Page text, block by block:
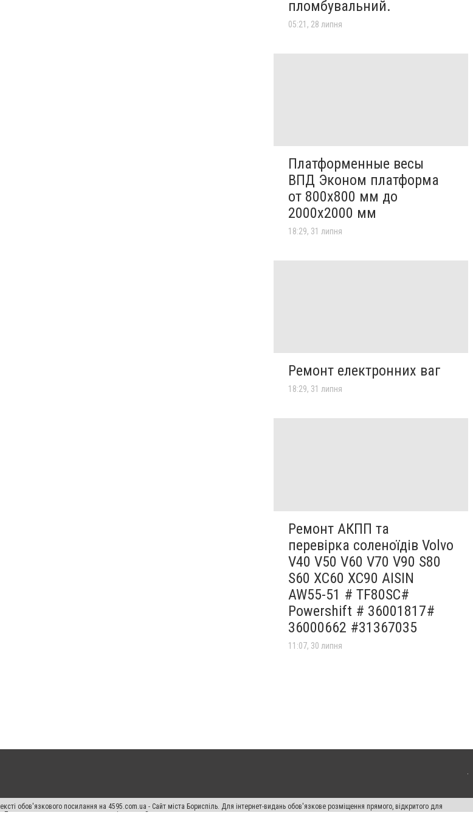
пломбувальний.
05:21, 28 липня
Платформенные весы
ВПД Эконом платформа
от 800х800 мм до
2000х2000 мм
18:29, 31 липня
Ремонт електронних ваг
18:29, 31 липня
Ремонт АКПП та
перевірка соленоїдів Volvo
V40 V50 V60 V70 V90 S80
S60 XC60 XC90 AISIN
AW55-51 # TF80SC#
Powershift # 36001817#
36000662 #31367035
11:07, 30 липня
обов'язкового посилання на 4595.com.ua - Сайт міста Бориспіль. Для інтернет-видань обов'язкове розміщення прямого, відкритого для
Порушення виняткових прав переслідується Законом.